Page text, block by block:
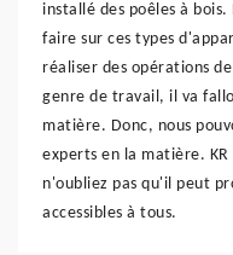
installé des poêles à
faire sur ces types
réaliser des opérations
genre de travail, il va
matière. Donc, nous
experts en la matière.
n'oubliez pas qu'il peut
accessibles à tous.